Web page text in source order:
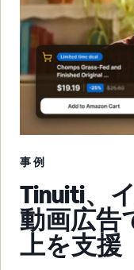
事例
Tinuiti、
動画広告
上を支援